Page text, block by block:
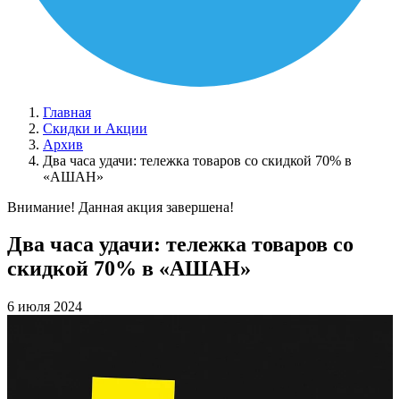
Главная
Скидки и Акции
Архив
Два часа удачи: тележка товаров со скидкой 70% в
«‎АШАН»
Внимание! Данная акция завершена!
Два часа удачи: тележка товаров со
скидкой 70% в «‎АШАН»
6 июля 2024